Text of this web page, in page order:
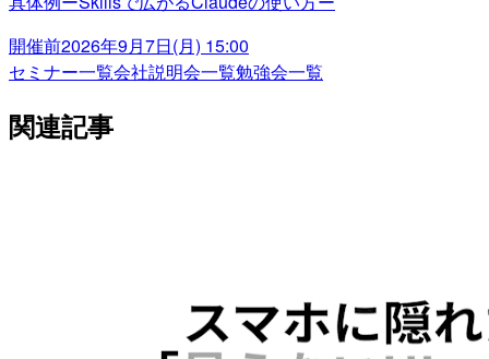
開催前2026年9月7日(月) 15:00
セミナー一覧会社説明会一覧勉強会一覧
関連記事